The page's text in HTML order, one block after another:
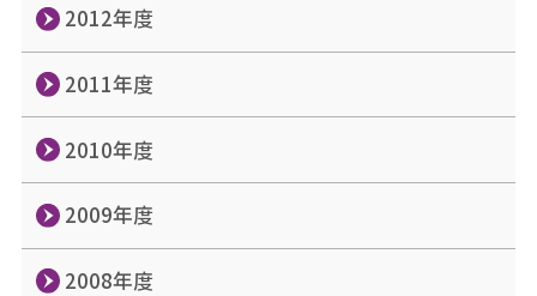
2012年度
2011年度
2010年度
2009年度
2008年度